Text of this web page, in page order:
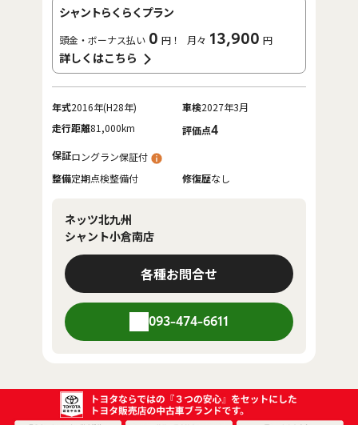
シャントらくらくプラン
頭金・ボーナス払い 0 円！ 月々 13,900 円
詳しくはこちら
年式2016年(H28年) 車検2027年3月
走行距離81,000km 評価点4
保証ロングラン保証付
整備定期点検整備付 修復歴なし
ネッツ北九州
シャント小倉南店
各種お問合せ
093-474-6611